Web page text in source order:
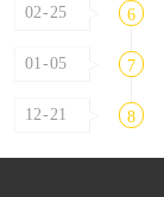
02-25 6
01-05 7
12-21 8